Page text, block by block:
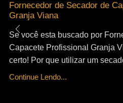
Fornecedor de Secador de
Granja Viana
Se você esta buscado por
Capacete Profissional Granja
certo! Por que utilizar um
Continue Lendo...